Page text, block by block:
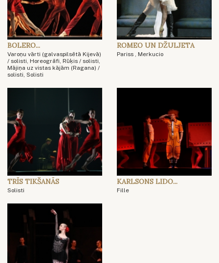
BOLERO...
Varoņu vārti (galvaspilsētā Kijevā)
/ solisti, Horeogrāfi, Rūķis / solisti,
Mājiņa uz vistas kājām (Ragana) /
solisti, Solisti
ROMEO UN DŽULJETA
Pariss , Merkucio
TRĪS TIKŠANĀS
Solisti
KARLSONS LIDO...
Fille